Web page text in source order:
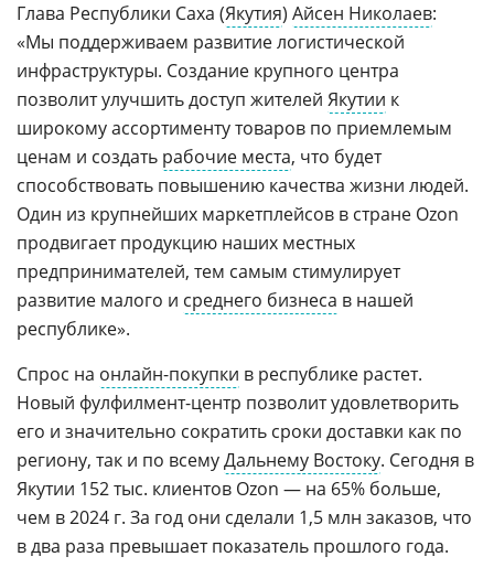
Глава Республики Саха (Якутия) Айсен Николаев:
«Мы поддерживаем развитие логистической
инфраструктуры. Создание крупного центра
позволит улучшить доступ жителей Якутии к
широкому ассортименту товаров по приемлемым
ценам и создать рабочие места, что будет
способствовать повышению качества жизни людей.
Один из крупнейших маркетплейсов в стране Ozon
продвигает продукцию наших местных
предпринимателей, тем самым стимулирует
развитие малого и среднего бизнеса в нашей
республике».
Спрос на онлайн-покупки в республике растет.
Новый фулфилмент-центр позволит удовлетворить
его и значительно сократить сроки доставки как по
региону, так и по всемуДальнему Востоку. Сегодня в
Якутии 152 тыс. клиентов Ozon — на 65% больше,
чем в 2024 г. За год они сделали 1,5 млн заказов, что
в два раза превышает показатель прошлого года.